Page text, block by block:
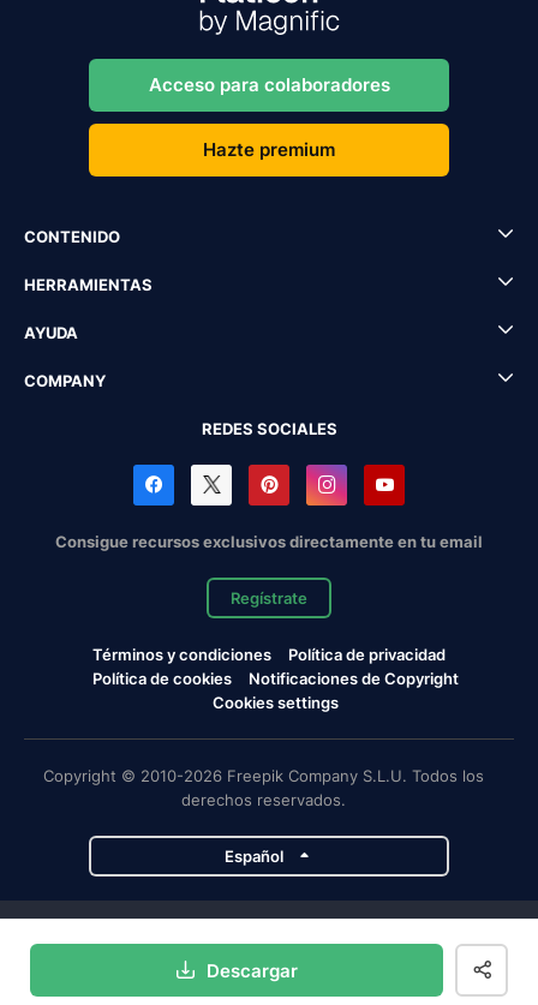
Descargar
Acceso para colaboradores
Hazte premium
CONTENIDO
HERRAMIENTAS
AYUDA
COMPANY
REDES SOCIALES
Consigue recursos exclusivos directamente en tu email
Regístrate
Términos y condiciones
Política de privacidad
Política de cookies
Notificaciones de Copyright
Cookies settings
Copyright © 2010-2026 Freepik Company S.L.U. Todos los
derechos reservados.
Español
Magnific Flaticon